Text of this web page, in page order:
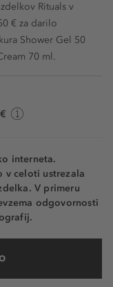
Rituals v
€ za darilo
Shower Gel 50
70 ml.
interneta.
v celoti ustrezala
V primeru
odgovornosti